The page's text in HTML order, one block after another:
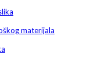
materijala